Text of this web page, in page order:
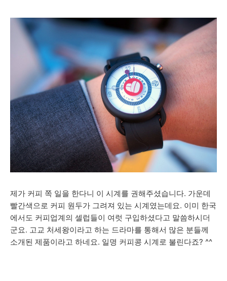
제가 커피 쪽 일을 한다니 이 시계를 권해주셨습니다. 가운데
빨간색으로 커피 원두가 그려져 있는 시계였는데요. 이미 한국
에서도 커피업계의 셀럽들이 여럿 구입하셨다고 말씀하시더
군요. 고교 처세왕이라고 하는 드라마를 통해서 많은 분들께
소개된 제품이라고 하네요. 일명 커피콩 시계로 불린다죠? ^^